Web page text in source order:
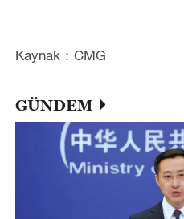
Kaynak：CMG
GÜNDEM